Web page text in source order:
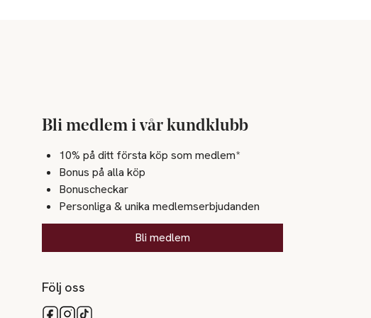
Bli medlem i vår kundklubb
10% på ditt första köp som medlem*
Bonus på alla köp
Bonuscheckar
Personliga & unika medlemserbjudanden
Bli medlem
Följ oss